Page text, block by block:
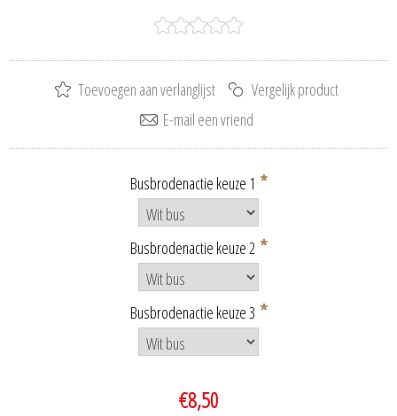
Busbrodenactie keuze 1 *
Busbrodenactie keuze 2 *
Busbrodenactie keuze 3 *
€8,50